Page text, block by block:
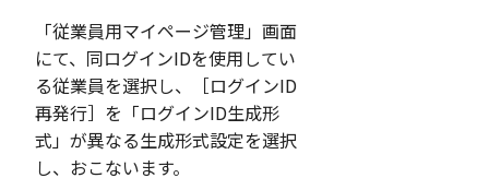
「従業員用マイページ管理」画面
にて、同ログインIDを使用してい
る従業員を選択し、［ログインID
再発行］を「ログインID生成形
式」が異なる生成形式設定を選択
し、おこないます。